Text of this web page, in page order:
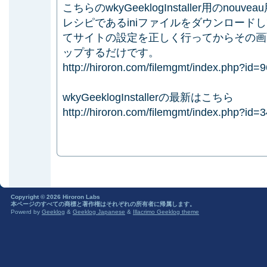
こちらのwkyGeeklogInstaller用の
レシピであるiniファイルをダウンロード
てサイトの設定を正しく行ってからその
ップするだけです。
http://hiroron.com/filemgmt/
wkyGeeklogInstallerの最新はこちら
http://hiroron.com/filemgmt/
Copyright © 2026 Hiroron Labs
本ページのすべての商標と著作権はそれぞれの所有者に帰属します。
Powerd by Geeklog & Geeklog Japanese & Illacrimo Geeklog theme